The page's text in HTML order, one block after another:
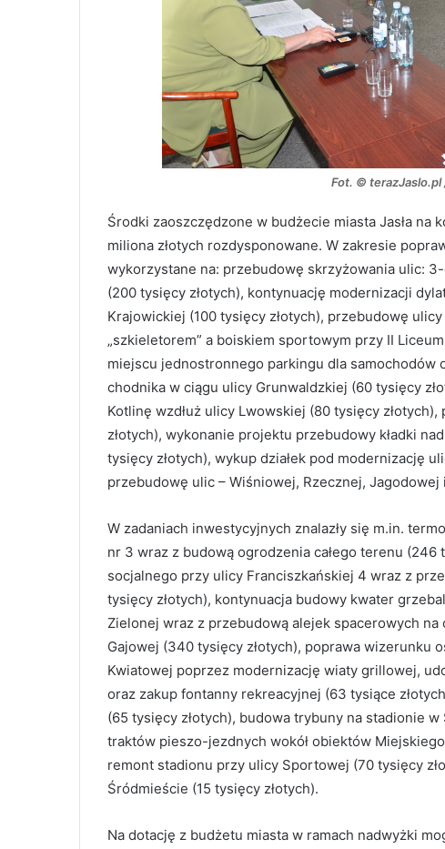
Fot. © terazJaslo.pl
Środki zaoszczędzone w budżecie miasta Jasła
miliona złotych rozdysponowane. W zakresie
wykorzystane na: przebudowę skrzyżowania ulic:
(200 tysięcy złotych), kontynuację modernizacji
Krajowickiej (100 tysięcy złotych), przebudowę
„szkieletorem” a boiskiem sportowym przy II
miejscu jednostronnego parkingu dla samochodów
chodnika w ciągu ulicy Grunwaldzkiej (60 tysięcy
Kotlinę wzdłuż ulicy Lwowskiej (80 tysięcy
złotych), wykonanie projektu przebudowy kładki
tysięcy złotych), wykup działek pod modernizację
przebudowę ulic – Wiśniowej, Rzecznej, Jagodowej
W zadaniach inwestycyjnych znalazły się m.in.
nr 3 wraz z budową ogrodzenia całego terenu
socjalnego przy ulicy Franciszkańskiej 4 wraz z
tysięcy złotych), kontynuacja budowy kwater
Zielonej wraz z przebudową alejek spacerowych
Gajowej (340 tysięcy złotych), poprawa
Kwiatowej poprzez modernizację wiaty grillowej,
oraz zakup fontanny rekreacyjnej (63 tysiące
(65 tysięcy złotych), budowa trybuny na stadionie
traktów pieszo-jezdnych wokół obiektów
remont stadionu przy ulicy Sportowej (70 tysięcy
Śródmieście (15 tysięcy złotych).
Na dotację z budżetu miasta w ramach nadwyżki